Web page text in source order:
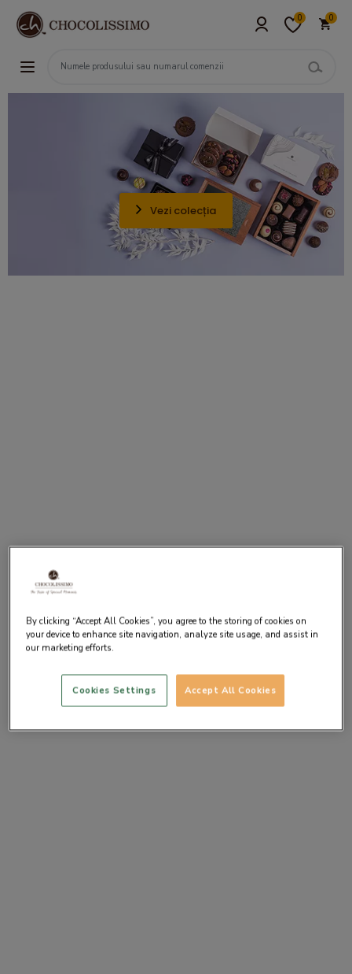
0 0
Vezi colecția
By clicking “Accept All Cookies”, you agree to the storing of cookies on
your device to enhance site navigation, analyze site usage, and assist in
our marketing efforts.
Accept All Cookies
Cookies Settings